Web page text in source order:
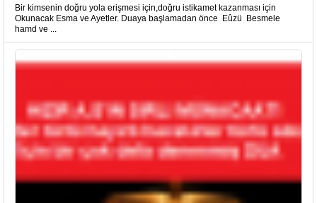
Bir kimsenin doğru yola erişmesi için,doğru istikamet kazanması için
Okunacak Esma ve Ayetler. Duaya başlamadan önce Eûzü Besmele
hamd ve ...